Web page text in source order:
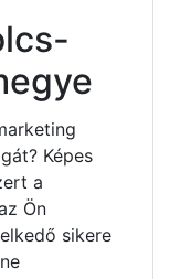
Képes
a
Ön
sikere